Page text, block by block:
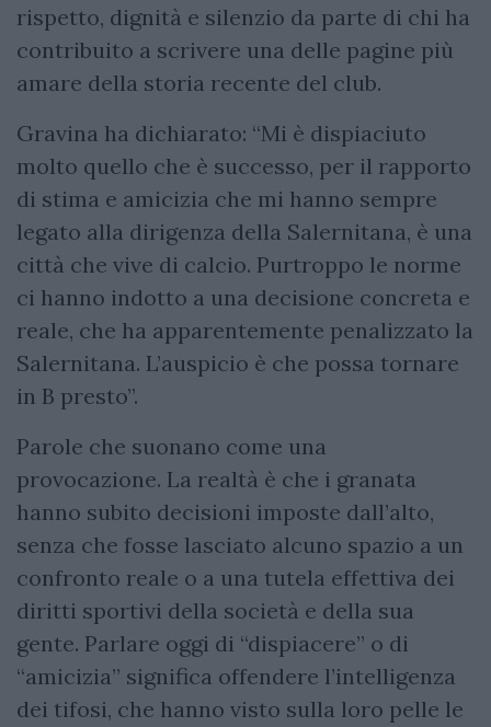
rispetto, dignità e silenzio da parte di chi ha
contribuito a scrivere una delle pagine più
amare della storia recente del club.
Gravina ha dichiarato: “Mi è dispiaciuto
molto quello che è successo, per il rapporto
di stima e amicizia che mi hanno sempre
legato alla dirigenza della Salernitana, è una
città che vive di calcio. Purtroppo le norme
ci hanno indotto a una decisione concreta e
reale, che ha apparentemente penalizzato la
Salernitana. L’auspicio è che possa tornare
in B presto”.
Parole che suonano come una
provocazione. La realtà è che i granata
hanno subito decisioni imposte dall’alto,
senza che fosse lasciato alcuno spazio a un
confronto reale o a una tutela effettiva dei
diritti sportivi della società e della sua
gente. Parlare oggi di “dispiacere” o di
“amicizia” significa offendere l’intelligenza
dei tifosi, che hanno visto sulla loro pelle le